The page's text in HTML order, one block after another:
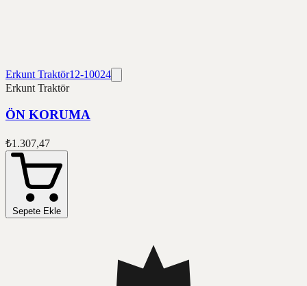
Erkunt Traktör12-10024
Erkunt Traktör
ÖN KORUMA
₺1.307,47
Sepete Ekle